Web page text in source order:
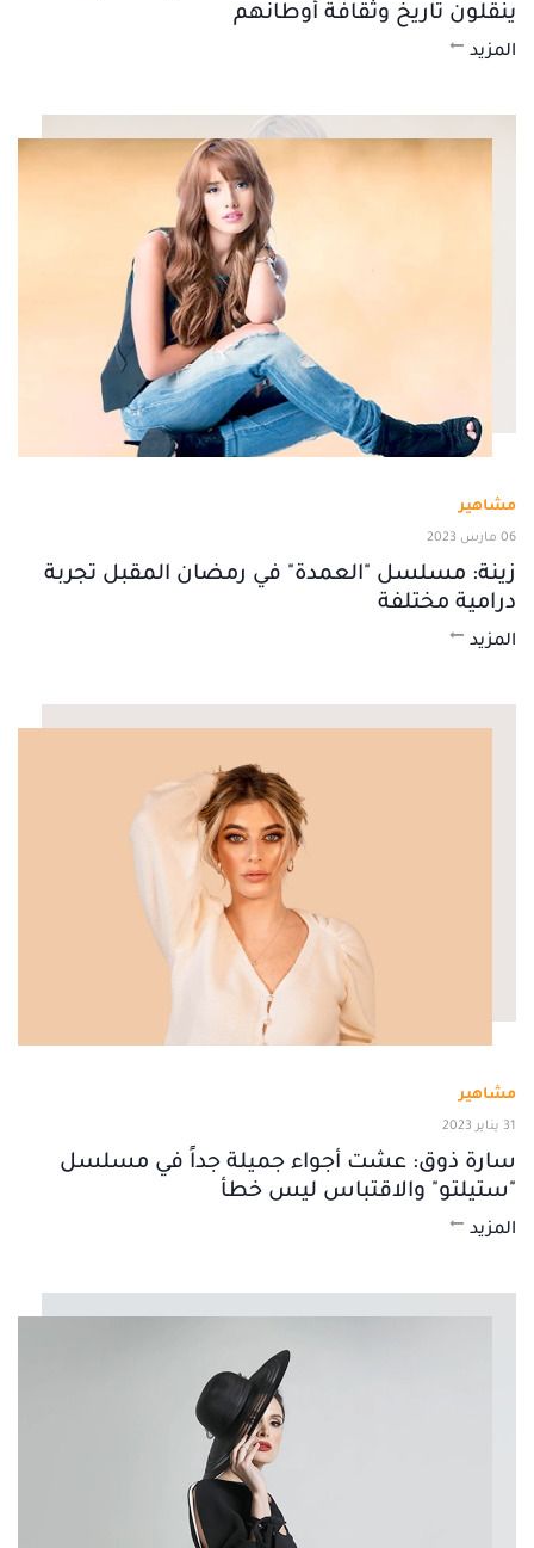
ينقلون تاريخ وثقافة أوطانهم
المزيد
مشاهير
06 مارس 2023
زينة: مسلسل "العمدة" في رمضان المقبل تجربة
درامية مختلفة
المزيد
مشاهير
31 يناير 2023
سارة ذوق: عشت أجواء جميلة جداً في مسلسل
"ستيلتو" والاقتباس ليس خطأ
المزيد